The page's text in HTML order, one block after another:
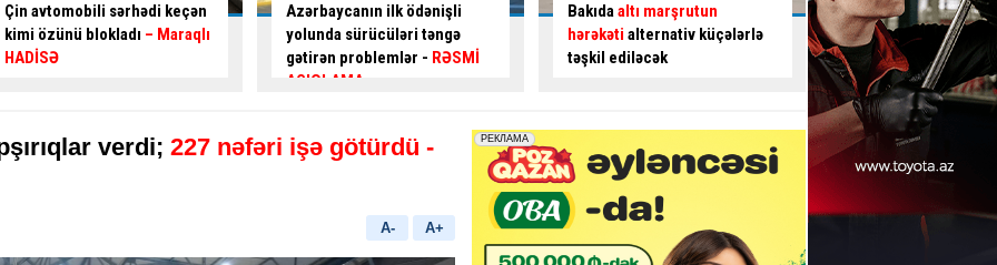
Azərbaycanın ilk ödənişli
yolunda sürücüləri təngə
gətirən problemlər -
Bakıdaaltı marşrutun
hərəkətialternativ küçələrlə
təşkil ediləcək
İlisuda Ramramay şəlaləsinə
gedənlərdən ödəniş alınır? -
İDDİA - VİDEO
Qəzaya səbəb olan
avtobus sürücüsü ilə
mübahisə etdi-
verdi; 227 nəfəri işə götürdü -
A- A+